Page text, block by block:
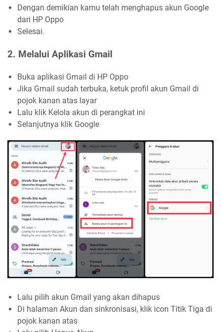
Dengan demikian kamu telah menghapus akun Google
dari HP Oppo
Selesai.
2. Melalui Aplikasi Gmail
Buka aplikasi Gmail di HP Oppo
Jika Gmail sudah terbuka, ketuk profil akun Gmail di
pojok kanan atas layar
Lalu klik Kelola akun di perangkat ini
Selanjutnya klik Google
Lalu pilih akun Gmail yang akan dihapus
Di halaman Akun dan sinkronisasi, klik icon Titik Tiga di
pojok kanan atas